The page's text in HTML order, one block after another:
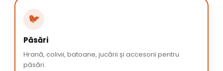
🐦
Păsări
Hrană, colivii, batoane, jucării și accesorii pentru
păsări.